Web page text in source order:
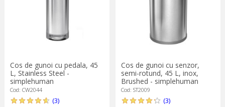
Cos de gunoi cu pedala, 45
L, Stainless Steel -
simplehuman
Cod: CW2044
(3)
Cos de gunoi cu senzor,
semi-rotund, 45 L, inox,
Brushed - simplehuman
Cod: ST2009
(3)